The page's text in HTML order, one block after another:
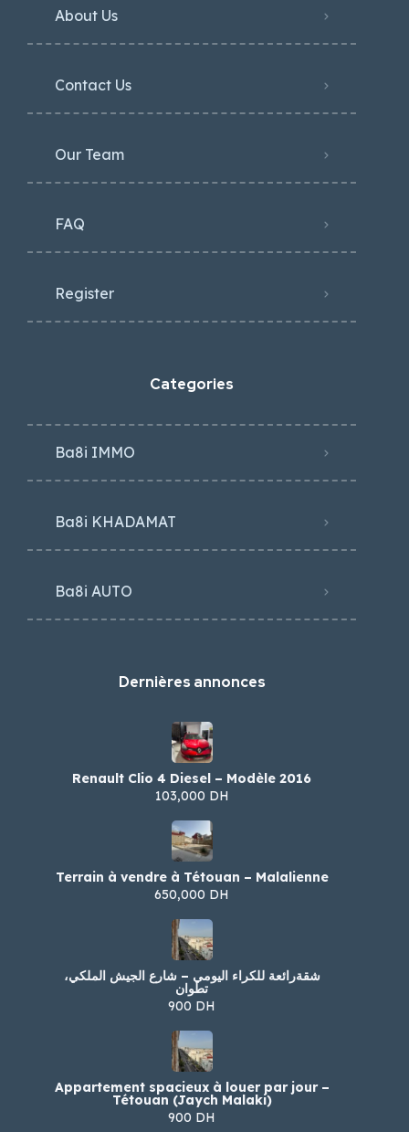
About Us
Contact Us
Our Team
FAQ
Register
Categories
Ba8i IMMO
Ba8i KHADAMAT
Ba8i AUTO
Dernières annonces
Renault Clio 4 Diesel – Modèle 2016
103,000 DH
Terrain à vendre à Tétouan – Malalienne
650,000 DH
شقةرائعة للكراء اليومي – شارع الجيش الملكي،
تطوان
900 DH
Appartement spacieux à louer par jour –
Tétouan (Jaych Malaki)
900 DH